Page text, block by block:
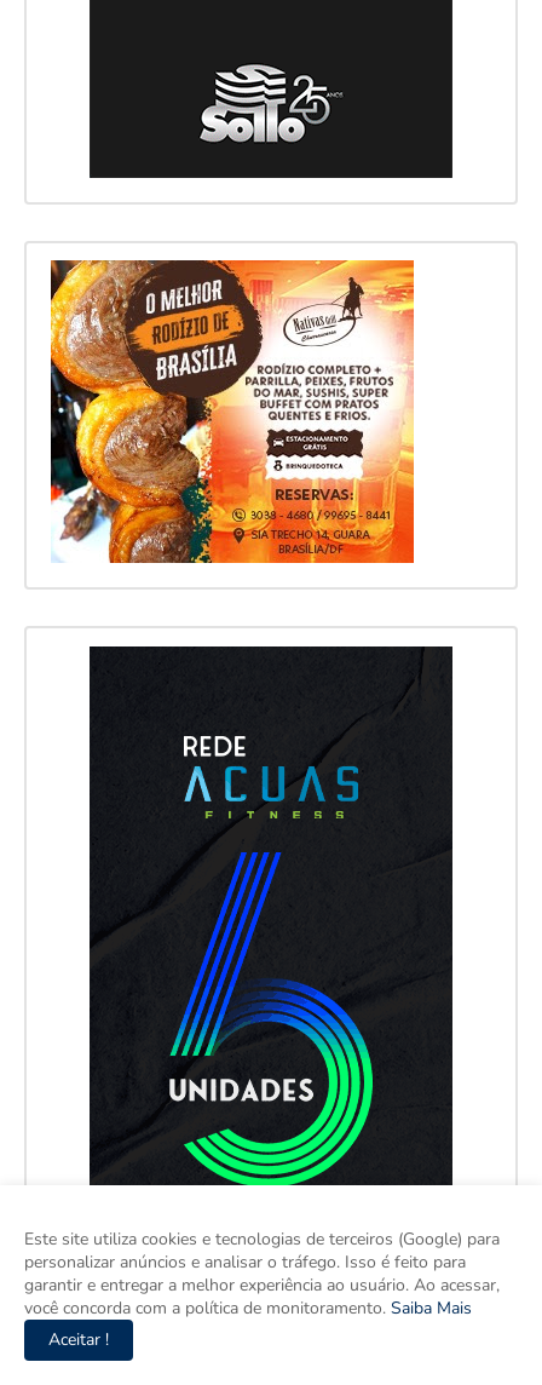
Este site utiliza cookies e tecnologias de terceiros (Google) para
personalizar anúncios e analisar o tráfego. Isso é feito para
garantir e entregar a melhor experiência ao usuário. Ao acessar,
você concorda com a política de monitoramento. Saiba Mais
Aceitar !